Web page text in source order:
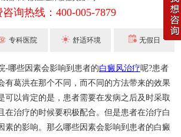
咨询热线：400-005-7879
专科医院 舒适环境 无假日
些因素会影响到患者的白癜风治疗呢?患者
有葛洪在那个不同，而不同的方法带来的效果
可以肯定的是，患者需要在发病之后及时采取
在治疗的时候要积极配合。但是患者在治疗白
素的影响。那么哪些因素会影响到患者的白癜